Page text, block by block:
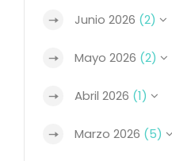
Junio 2026 (2)
Mayo 2026 (2)
Abril 2026 (1)
Marzo 2026 (5)